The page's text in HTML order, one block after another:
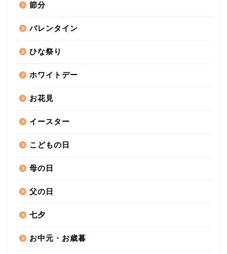
節分
バレンタイン
ひな祭り
ホワイトデー
お花見
イースター
こどもの日
母の日
父の日
七夕
お中元・お歳暮